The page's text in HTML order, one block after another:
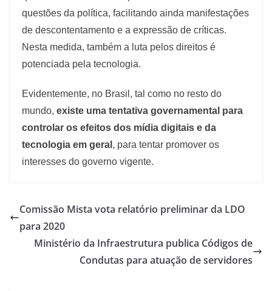
questões da política, facilitando ainda manifestações
de descontentamento e a expressão de críticas.
Nesta medida, também a luta pelos direitos é
potenciada pela tecnologia.
Evidentemente, no Brasil, tal como no resto do
mundo, existe uma tentativa governamental para
controlar os efeitos dos mídia digitais e da
tecnologia em geral , para tentar promover os
interesses do governo vigente.
Comissão Mista vota relatório preliminar da LDO
para 2020
Ministério da Infraestrutura publica Códigos de
Condutas para atuação de servidores